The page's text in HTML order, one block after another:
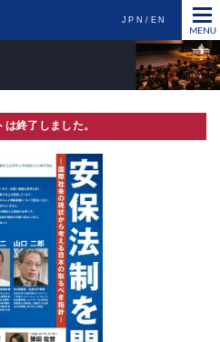
JPN EN
終了しました。